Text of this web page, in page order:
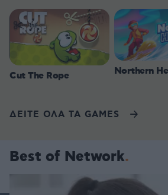
Cut The Rope Northern
ΔΕΙΤΕ ΟΛΑ ΤΑ GAMES
Best of Network